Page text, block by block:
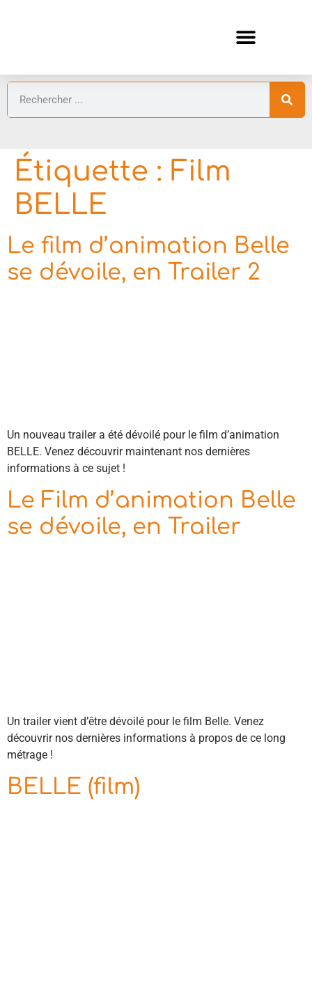
Étiquette : Film
BELLE
Le film d’animation Belle
se dévoile, en Trailer 2
Un nouveau trailer a été dévoilé pour le film d’animation
BELLE. Venez découvrir maintenant nos dernières
informations à ce sujet !
Le Film d’animation Belle
se dévoile, en Trailer
Un trailer vient d’être dévoilé pour le film Belle. Venez
découvrir nos dernières informations à propos de ce long
métrage !
BELLE (film)